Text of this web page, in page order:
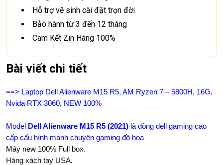
Hỗ trợ vệ sinh cài đặt trọn đời
Bảo hành từ 3 đến 12 tháng
Cam Kết Zin Hãng 100%
Bài viết chi tiết
==> Laptop Dell Alienware M15 R5, AM Ryzen 7 – 5800H, 16G,
Nvida RTX 3060, NEW 100%
Model Dell Alienware M15 R5 (2021) là dòng dell gaming cao
cấp cấu hình mạnh chuyên gaming đồ họa
Máy new 100% Full box.
Hàng xách tay USA.